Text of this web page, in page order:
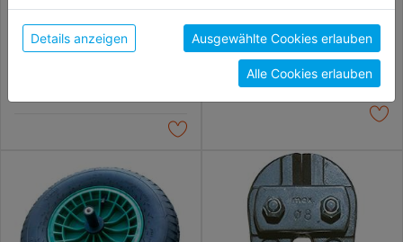
Steinkrampen geschm. m. Stiel
Ersatzrad 400x100
Kunststofffelge
59,99€
der Verwendung aller Cookies zu. Unter "Details
anzeigen" findest du alle Infos zu den
unterschiedlichen Cookies, unter "Cookies
Konfigurieren" kannst du auswählen, welche Cookies
du zulassen möchtest und welche nicht.
Weitere Informationen findest du in unserer
.
Details anzeigen Ausgewählte Cookies erlauben
Alle Cookies erlauben